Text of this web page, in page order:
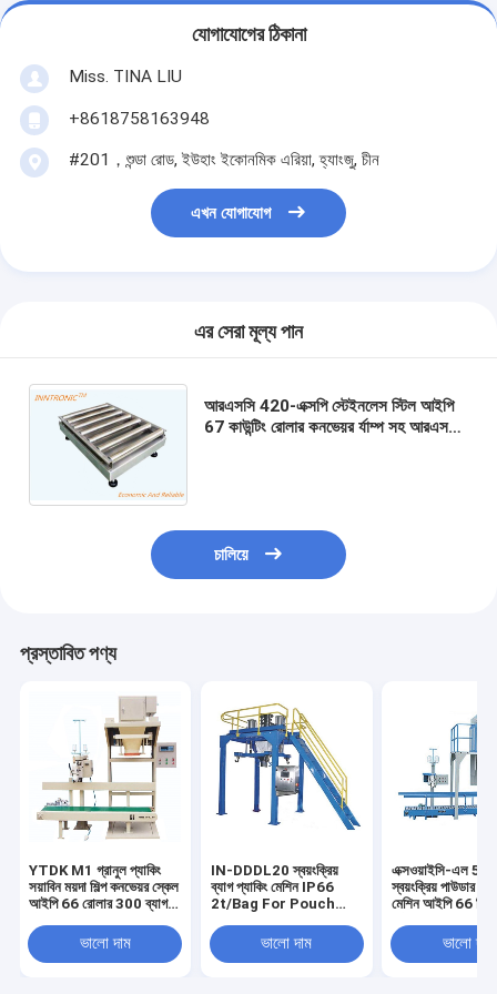
যোগাযোগের ঠিকানা
Miss. TINA LIU
+8618758163948
#201，শুন্ডা রোড, ইউহাং ইকোনমিক এরিয়া, হ্যাংজু, চীন
এখন যোগাযোগ
এর সেরা মূল্য পান
আরএসসি 420-এক্সপি স্টেইনলেস স্টিল আইপি
67 কাউন্টিং রোলার কনভেয়র র্যাম্প সহ আরএস
চালিয়ে
প্রস্তাবিত পণ্য
YTDK M1 গ্রানুল প্যাকিং
সয়াবিন ময়দা শিল্প কনভেয়র স্কেল
আইপি 66 রোলার 300 ব্যাগ /
ভালো দাম
IN-DDDL20 স্বয়ংক্রিয়
ব্যাগ প্যাকিং মেশিন IP66
2t/Bag For Pouch
feed 0.6m3/min
ভালো দাম
এক্সওয়াইসি-এল 5
স্বয়ংক্রিয় পাউডার
মেশিন আইপি 66
0.2%F.S ভরাট
ভালো দাম